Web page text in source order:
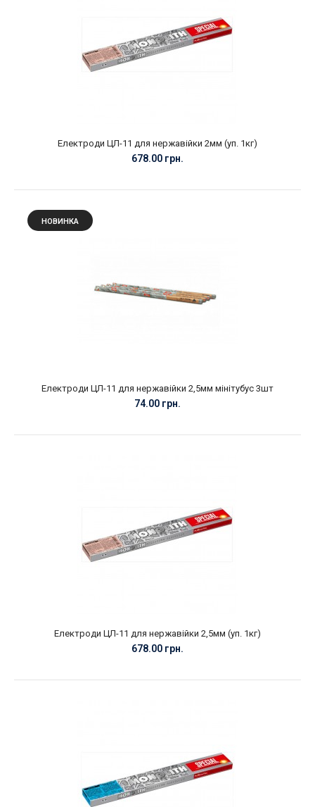
Електроди ЦЛ-11 для нержавійки 2мм (уп. 1кг)
678.00 грн.
НОВИНКА
Електроди ЦЛ-11 для нержавійки 2,5мм мінітубус 3шт
74.00 грн.
Електроди ЦЛ-11 для нержавійки 2,5мм (уп. 1кг)
678.00 грн.